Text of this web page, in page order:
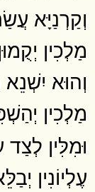
וְקַרְנַיָּא
מַלְכִין
וְהוּא
מַלְכִין
וּמִלִּין
עֶלְיוֹנִין